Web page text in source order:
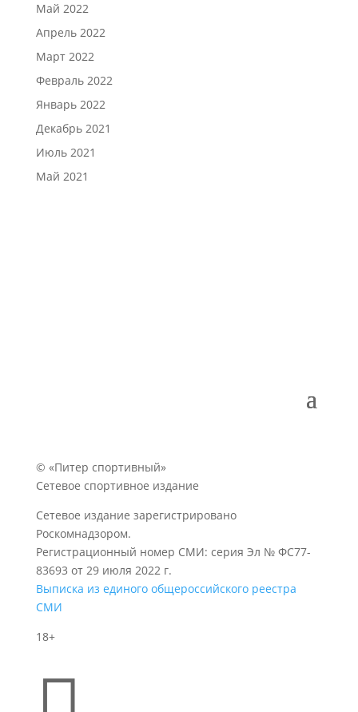
Май 2022
Апрель 2022
Март 2022
Февраль 2022
Январь 2022
Декабрь 2021
Июль 2021
Май 2021
© «Питер спортивный»
Сетевое спортивное издание
Сетевое издание зарегистрировано
Роскомнадзором.
Регистрационный номер СМИ: серия Эл № ФС77-
83693 от 29 июля 2022 г.
Выписка из единого общероссийского реестра
СМИ
18+